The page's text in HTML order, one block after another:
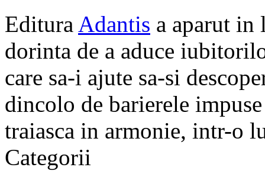
Editura Adantis a aparut in
dorinta de a aduce
care sa-i ajute sa-si
dincolo de barierele
traiasca in armonie, intr-o
Categorii